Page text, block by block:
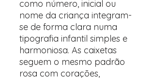
como número, inicial ou
nome da criança integram-
se de forma clara numa
tipografia infantil simples e
harmoniosa. As caixetas
seguem o mesmo padrão
rosa com corações,